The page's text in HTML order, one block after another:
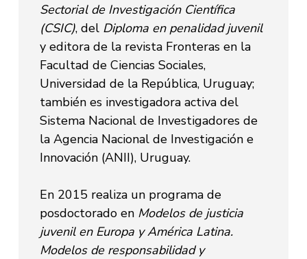
Sectorial de Investigación Científica
(CSIC), del Diploma en penalidad juvenil
y editora de la revista Fronteras en la
Facultad de Ciencias Sociales,
Universidad de la República, Uruguay;
también es investigadora activa del
Sistema Nacional de Investigadores de
la Agencia Nacional de Investigación e
Innovación (ANII), Uruguay.
En 2015 realiza un programa de
posdoctorado en Modelos de justicia
juvenil en Europa y América Latina.
Modelos de responsabilidad y